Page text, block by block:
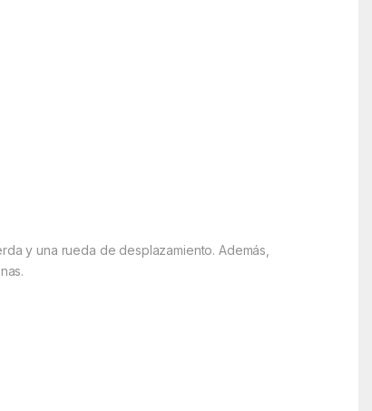
y una rueda de desplazamiento. Además,